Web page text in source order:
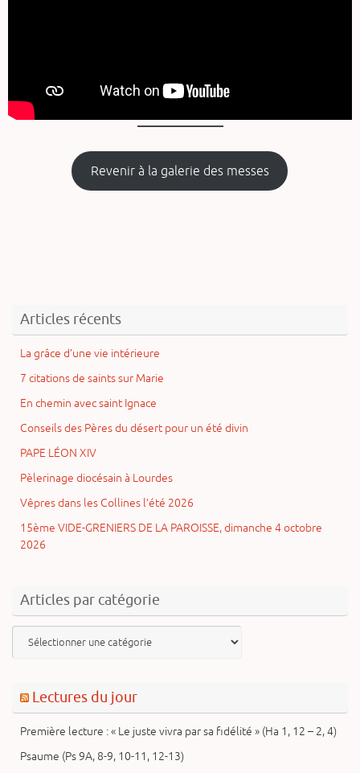
Revenir à la galerie des messes
Articles récents
La grâce d’une vie intérieure
7 citations de saints sur Marie
En chemin avec saint Ignace
Conseils des Pères du désert pour un été divin
PAPE LÉON XIV
Pèlerinage diocésain à Lourdes
Vêpres dans les Collines l’été 2026
15ème VIDE-GRENIERS DE LA PAROISSE, dimanche 4 octobre
2026
Articles par catégorie
Lectures du jour
Première lecture : « Le juste vivra par sa fidélité » (Ha 1, 12 – 2, 4)
Psaume (Ps 9A, 8-9, 10-11, 12-13)